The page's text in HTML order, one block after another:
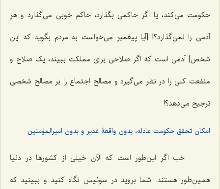
حکومت می‌کند، یا اگر حاکمی بگذارد، حاکم خوبی می‌گذارد و هر
آدمی را نمی‌گذارد؟! [آیا پیغمبر می‌خواست به مردم بگوید که این
شخص] آدمی است که اگر صلاحی برای مملکت ببیند، یک صلاح و
منفعت کلی را در نظر می‌گیرد و مصالح اجتماع را بر مصالح شخصی
ترجیح می‌دهد؟!
امکان تحقق حکومت عادله، بدون واقعۀ غدیر و بدون امیرالمؤمنین
خب اگر این‌طور است که الآن خیلی از کشورها در دنیا
همین‌طور هستند. شما بروید در سوئیس نگاه کنید و ببینید که